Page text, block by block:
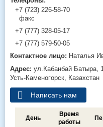
+7 (723) 226-58-70
факс
+7 (777) 328-05-17
+7 (777) 579-50-05
Наталья
ул.Кабанбай Батыра,
Усть-Каменогорск, Казахстан
Написать нам
День
Время
работы